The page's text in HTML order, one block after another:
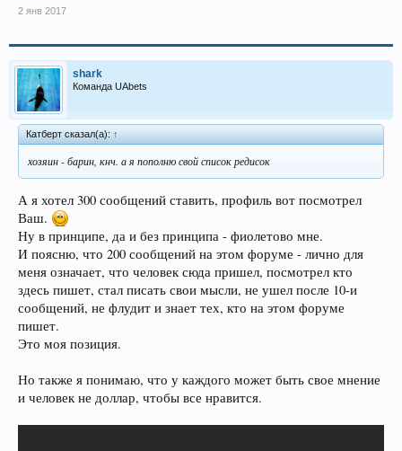
2 янв 2017
shark
Команда UAbets
Катберт сказал(а): ↑
хозяин - барин, кнч. а я пополню свой список редисок
А я хотел 300 сообщений ставить, профиль вот посмотрел
Ваш.
Ну в принципе, да и без принципа - фиолетово мне.
И поясню, что 200 сообщений на этом форуме - лично для
меня означает, что человек сюда пришел, посмотрел кто
здесь пишет, стал писать свои мысли, не ушел после 10-и
сообщений, не флудит и знает тех, кто на этом форуме
пишет.
Это моя позиция.
Но также я понимаю, что у каждого может быть свое мнение
и человек не доллар, чтобы все нравится.